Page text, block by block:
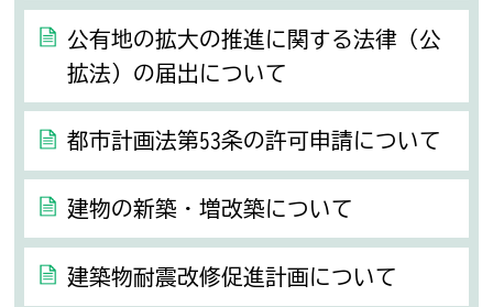
公有地の拡大の推進に関する法律（公
拡法）の届出について
都市計画法第53条の許可申請について
建物の新築・増改築について
建築物耐震改修促進計画について